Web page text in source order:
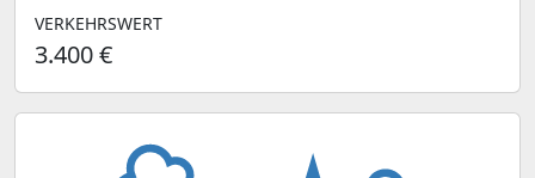
VERKEHRSWERT
3.400 €